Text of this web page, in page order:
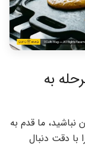
به
ما قدم به
با دقت دنبال